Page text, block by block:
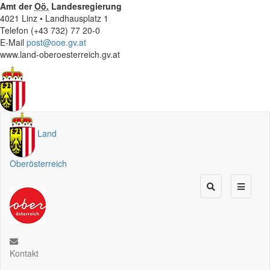
Amt derOö. Landesregierung
4021 Linz • Landhausplatz 1
Telefon (+43 732) 77 20-0
E-Mail post@ooe.gv.at
www.land-oberoesterreich.gv.at
Land
Oberösterreich
Kontakt